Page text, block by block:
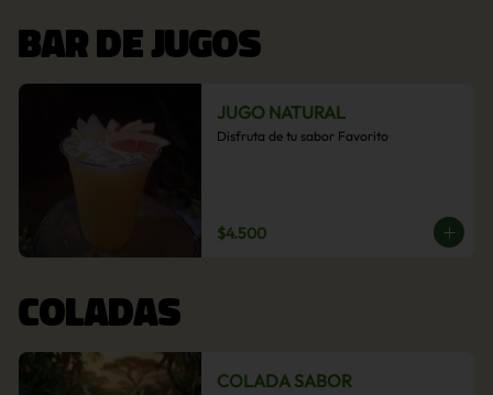
BAR DE JUGOS
JUGO NATURAL
Disfruta de tu sabor Favorito
$4.500
COLADAS
COLADA SABOR